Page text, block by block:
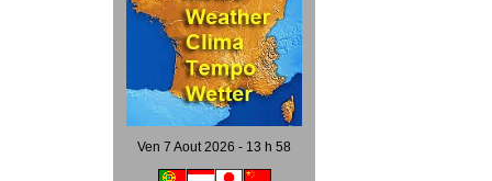
Ven 7 Aout 2026 - 13 h 58